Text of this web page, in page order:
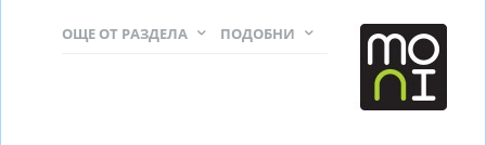
ПОДОБНИ
ОЩЕ ОТ РАЗДЕЛА